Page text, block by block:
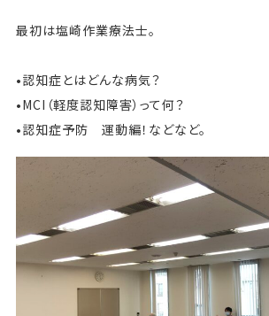
最初は塩崎作業療法士。
•認知症とはどんな病気？
•MCI（軽度認知障害）って何？
•認知症予防 運動編！などなど。